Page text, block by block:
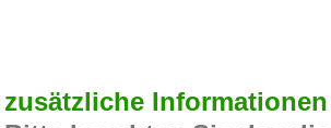
zusätzliche Informationen